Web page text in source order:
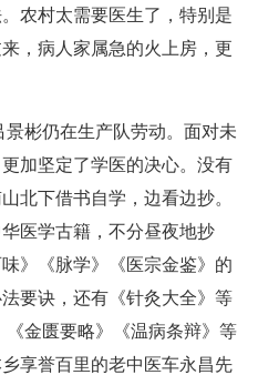
农村太需要医生了，特别是
，病人家属急的火上房，更
彬仍在生产队劳动。面对未
加坚定了学医的决心。没有
北下借书自学，边看边抄。
医学古籍，不分昼夜地抄
》《脉学》《医宗金鉴》的
要诀，还有《针灸大全》等
金匮要略》《温病条辩》等
享誉百里的老中医车永昌先